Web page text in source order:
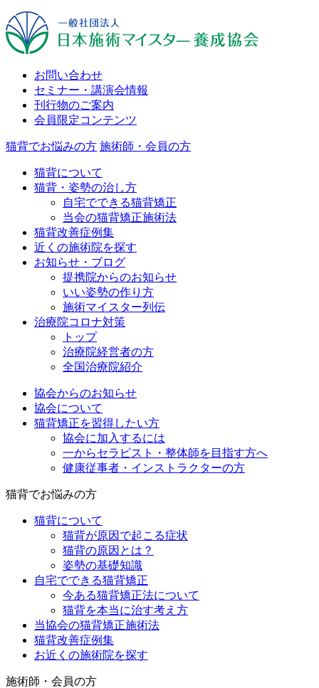
お問い合わせ
セミナー・講演会情報
刊行物のご案内
会員限定コンテンツ
猫背でお悩みの方 施術師・会員の方
猫背について
猫背・姿勢の治し方
自宅でできる猫背矯正
当会の猫背矯正施術法
猫背改善症例集
近くの施術院を探す
お知らせ・ブログ
提携院からのお知らせ
いい姿勢の作り方
施術マイスター列伝
治療院コロナ対策
トップ
治療院経営者の方
全国治療院紹介
協会からのお知らせ
協会について
猫背矯正を習得したい方
協会に加入するには
一からセラピスト・整体師を目指す方へ
健康従事者・インストラクターの方
猫背でお悩みの方
猫背について
猫背が原因で起こる症状
猫背の原因とは？
姿勢の基礎知識
自宅でできる猫背矯正
今ある猫背矯正法について
猫背を本当に治す考え方
当協会の猫背矯正施術法
猫背改善症例集
お近くの施術院を探す
施術師・会員の方